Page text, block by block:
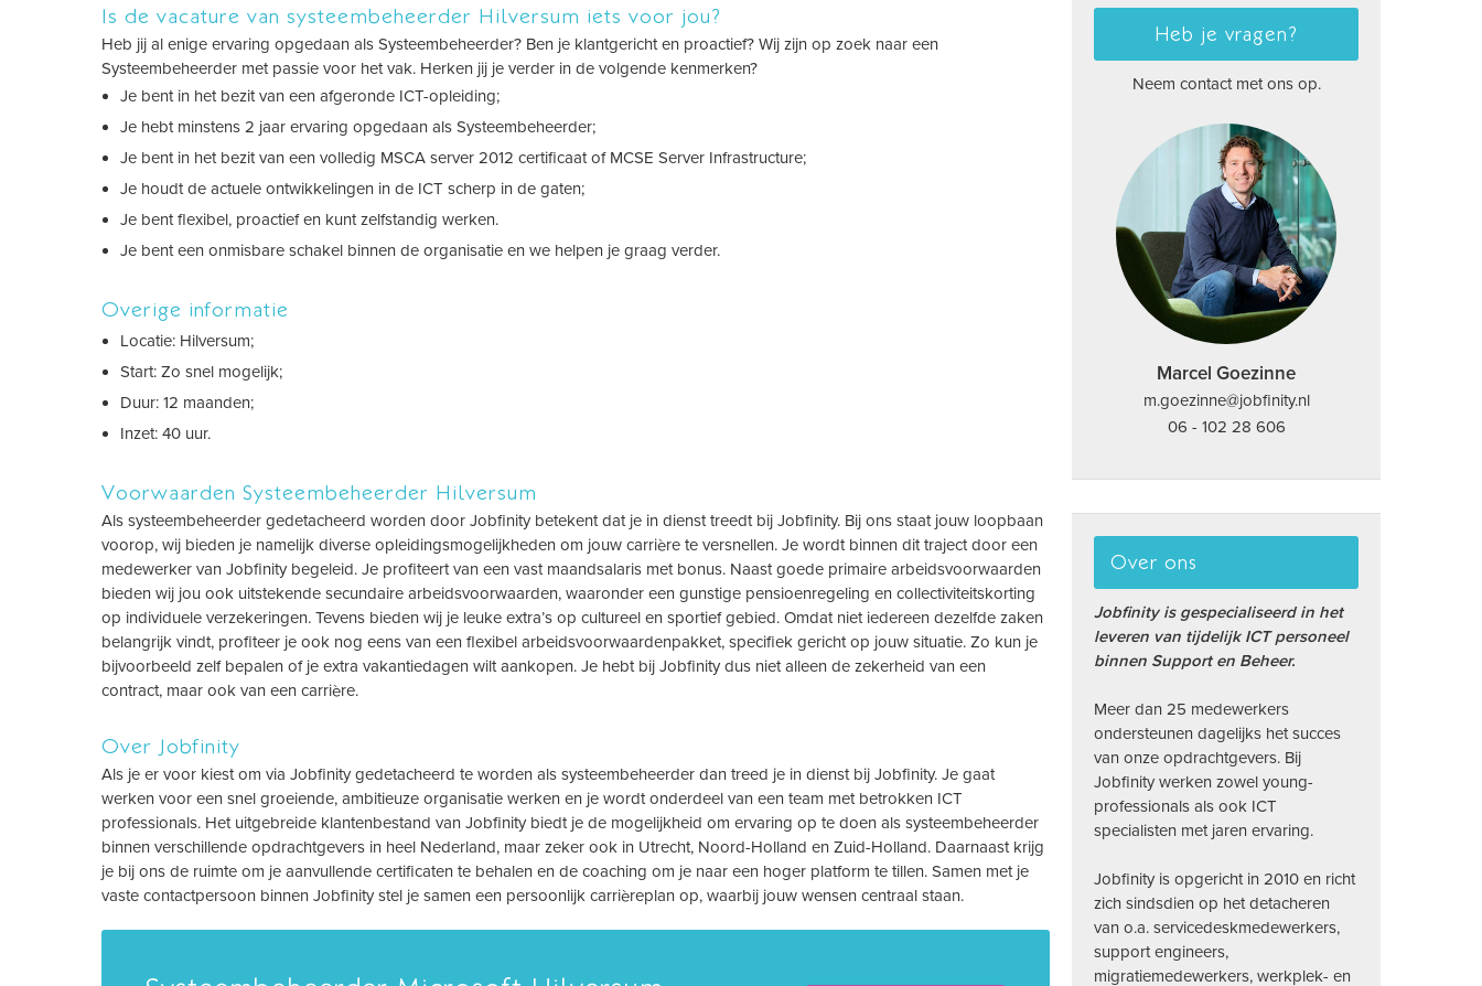
Is de vacature van systeembeheerder Hilversum iets voor jou?
Heb jij al enige ervaring opgedaan als Systeembeheerder? Ben je klantgericht en proactief? Wij zijn op zoek naar een
Systeembeheerder met passie voor het vak. Herken jij je verder in de volgende kenmerken?
Je bent in het bezit van een afgeronde ICT-opleiding;
Je hebt minstens 2 jaar ervaring opgedaan als Systeembeheerder;
Je bent in het bezit van een volledig MSCA server 2012 certificaat of MCSE Server Infrastructure;
Je houdt de actuele ontwikkelingen in de ICT scherp in de gaten;
Je bent flexibel, proactief en kunt zelfstandig werken.
Je bent een onmisbare schakel binnen de organisatie en we helpen je graag verder.
Overige informatie
Locatie: Hilversum;
Start: Zo snel mogelijk;
Duur: 12 maanden;
Inzet: 40 uur.
Voorwaarden Systeembeheerder Hilversum
Als systeembeheerder gedetacheerd worden door Jobfinity betekent dat je in dienst treedt bij Jobfinity. Bij ons staat jouw loopbaan
voorop, wij bieden je namelijk diverse opleidingsmogelijkheden om jouw carrière te versnellen. Je wordt binnen dit traject door een
medewerker van Jobfinity begeleid. Je profiteert van een vast maandsalaris met bonus. Naast goede primaire arbeidsvoorwaarden
bieden wij jou ook uitstekende secundaire arbeidsvoorwaarden, waaronder een gunstige pensioenregeling en collectiviteitskorting
op individuele verzekeringen. Tevens bieden wij je leuke extra’s op cultureel en sportief gebied. Omdat niet iedereen dezelfde zaken
belangrijk vindt, profiteer je ook nog eens van een flexibel arbeidsvoorwaardenpakket, specifiek gericht op jouw situatie. Zo kun je
bijvoorbeeld zelf bepalen of je extra vakantiedagen wilt aankopen. Je hebt bij Jobfinity dus niet alleen de zekerheid van een
contract, maar ook van een carrière.
Over Jobfinity
Als je er voor kiest om via Jobfinity gedetacheerd te worden als systeembeheerder dan treed je in dienst bij Jobfinity. Je gaat
werken voor een snel groeiende, ambitieuze organisatie werken en je wordt onderdeel van een team met betrokken ICT
professionals. Het uitgebreide klantenbestand van Jobfinity biedt je de mogelijkheid om ervaring op te doen als systeembeheerder
binnen verschillende opdrachtgevers in heel Nederland, maar zeker ook in Utrecht, Noord-Holland en Zuid-Holland. Daarnaast krijg
je bij ons de ruimte om je aanvullende certificaten te behalen en de coaching om je naar een hoger platform te tillen. Samen met je
vaste contactpersoon binnen Jobfinity stel je samen een persoonlijk carrièreplan op, waarbij jouw wensen centraal staan.
Heb je vragen?
Neem contact met ons op.
Marcel Goezinne
m.goezinne@jobfinity.nl
06 - 102 28 606
Over ons
Jobfinity is gespecialiseerd in het
leveren van tijdelijk ICT personeel
binnen Support en Beheer.
Meer dan 25 medewerkers
ondersteunen dagelijks het succes
van onze opdrachtgevers. Bij
Jobfinity werken zowel young-
professionals als ook ICT
specialisten met jaren ervaring.
Jobfinity is opgericht in 2010 en richt
zich sindsdien op het detacheren
van o.a. servicedeskmedewerkers,
support engineers,
migratiemedewerkers, werkplek- en